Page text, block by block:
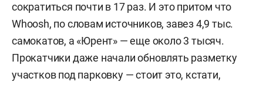
сократиться почти в 17 раз. И это притом что
Whoosh, по словам источников, завез 4,9 тыс.
самокатов, а «Юрент» — еще около 3 тысяч.
Прокатчики даже начали обновлять разметку
участков под парковку — стоит это, кстати,